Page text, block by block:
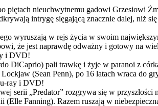
piętach nieuchwytnemu gadowi Grzesiowi
intrygę sięgającą znacznie dalej, niż
wyruszają w rejs życia w swoim
że jest naprawdę odważny i gotowy na
i DVD!
DiCaprio) pali trawkę i żyje w paranoi z
(Sean Penn), po 16 latach wraca do
ray i DVD!
serii „Predator” rozgrywa się w
(Elle Fanning). Razem ruszają w